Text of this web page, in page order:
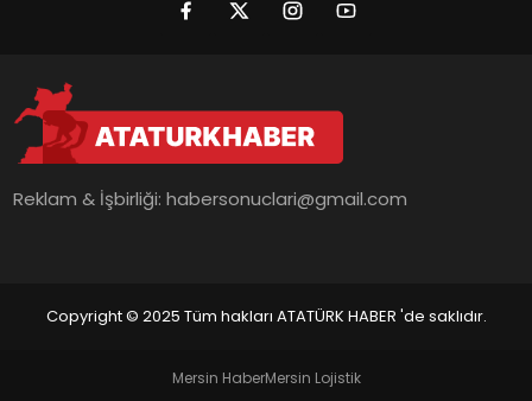
Reklam & İşbirliği:habersonuclari@gmail.com
Copyright © 2025 Tüm hakları ATATÜRK HABER 'de saklıdır.
Mersin HaberMersin Lojistik